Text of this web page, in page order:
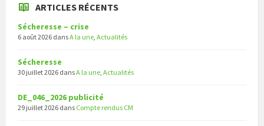
ARTICLES RÉCENTS
Sécheresse – crise
6 août 2026 dansA la une Actualités
Sécheresse
30 juillet 2026 dansA la une Actualités
DE_046_2026 publicité
29 juillet 2026 dans Compte rendus CM